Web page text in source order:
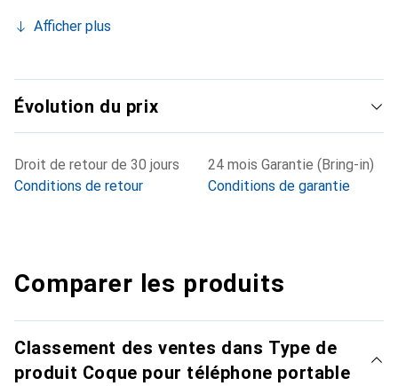
Afficher plus
Évolution du prix
Droit de retour de 30 jours
Conditions de retour
24 mois Garantie (Bring-in)
Conditions de garantie
Comparer les produits
Classement des ventes dans Type de
produit Coque pour téléphone portable